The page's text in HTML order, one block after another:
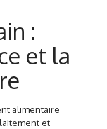
:
et la
alimentaire
et